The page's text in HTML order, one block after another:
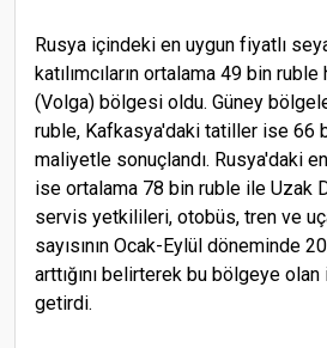
Rusya içindeki en uygun fiyatlı
katılımcıların ortalama 49 bin ruble
(Volga) bölgesi oldu. Güney
ruble, Kafkasya'daki tatiller ise 66
maliyetle sonuçlandı. Rusya'daki
ise ortalama 78 bin ruble ile Uzak
servis yetkilileri, otobüs, tren ve
sayısının Ocak-Eylül döneminde
arttığını belirterek bu bölgeye olan
getirdi.